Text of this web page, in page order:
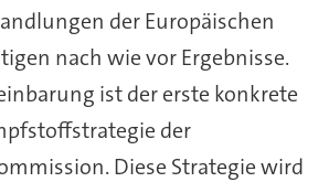
der Europäischen
nach wie vor Ergebnisse.
ist der erste konkrete
der
Diese Strategie wird